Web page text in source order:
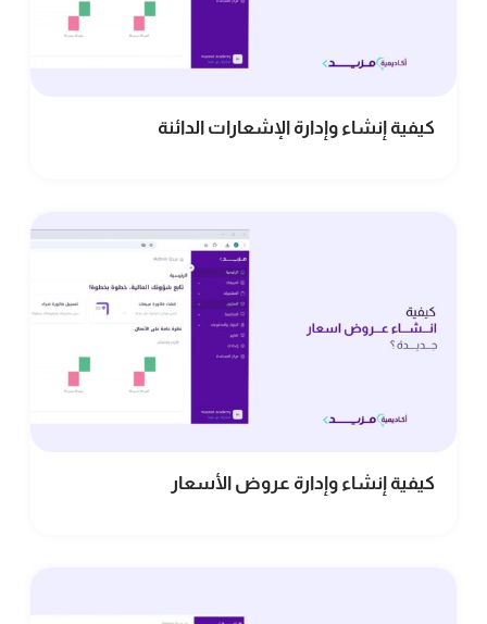
كيفية إنشاء وإدارة الإشعارات الدائنة
كيفية إنشاء وإدارة عروض الأسعار